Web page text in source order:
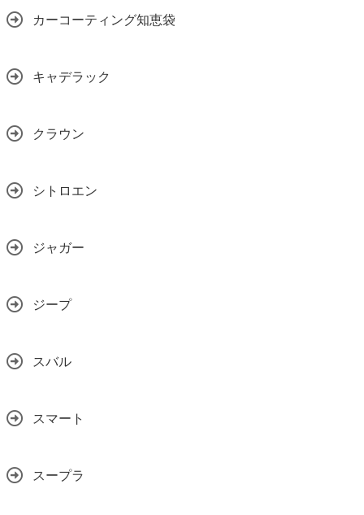
カーコーティング知恵袋
キャデラック
クラウン
シトロエン
ジャガー
ジープ
スバル
スマート
スープラ